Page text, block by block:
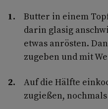
Butter in einem
darin glasig
etwas anrösten.
zugeben und mit
Auf die Hälfte
zugießen,